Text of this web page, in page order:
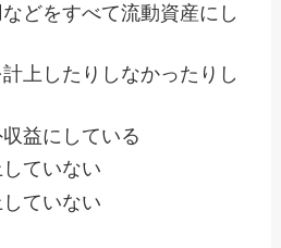
どをすべて流動資産にし
上したりしなかったりし
益にしている
ていない
ていない